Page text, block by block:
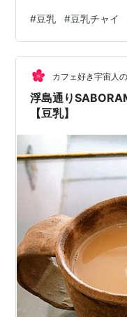
いて、甘さもあるけ
優しい甘さに感じま
トラリアを想い出さ
面でも心ときめくテ
リアのカフェでは(当
て、かなり甘いんだ
#豆乳 #豆乳チャイ
カフェ好き宇宙人
浮島通り
【豆乳】